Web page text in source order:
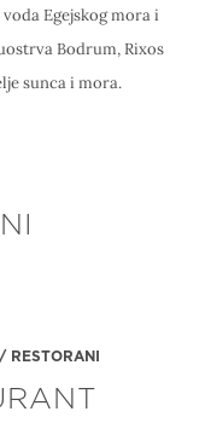
Egejskog mora i
Bodrum, Rixos
sunca i mora.
RESTORANI